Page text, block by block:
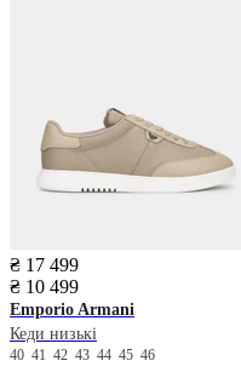
₴ 17 499
₴ 10 499
Emporio Armani
Кеди низькі
40 41 42 43 44 45 46